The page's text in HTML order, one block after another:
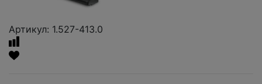
Артикул: 1.527-413.0